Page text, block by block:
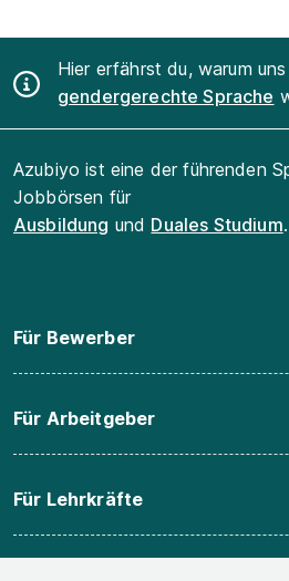
Hier erfährst du, warum
gendergerechte Sprache
Azubiyo ist eine der führenden
Jobbörsen für
Ausbildung und Duales Studium.
Für Bewerber
Für Arbeitgeber
Für Lehrkräfte